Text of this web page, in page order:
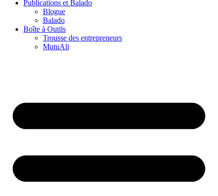
Publications et Balado
Blogue
Balado
Boîte à Outils
Trousse des entrepreneurs
MutuAli